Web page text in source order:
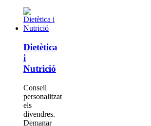
Dietètica
i
Nutrició
Consell
personalitzat
els
divendres.
Demanar